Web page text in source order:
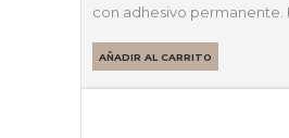
con adhesivo permanente.
AÑADIR AL CARRITO